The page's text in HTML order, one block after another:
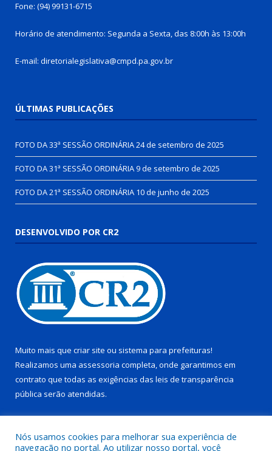
Fone: (94) 99131-6715
Horário de atendimento: Segunda a Sexta, das 8:00h às 13:00h
E-mail: diretorialegislativa@cmpd.pa.gov.br
ÚLTIMAS PUBLICAÇÕES
FOTO DA 33ª SESSÃO ORDINÁRIA24 de setembro de 2025
FOTO DA 31ª SESSÃO ORDINÁRIA9 de setembro de 2025
FOTO DA 21ª SESSÃO ORDINÁRIA 10 de junho de 2025
DESENVOLVIDO POR CR2
Muito mais que criar site ou sistema para prefeituras!
Realizamos uma assessoria completa, onde garantimos em
contrato que todas as exigências das leis de transparência
pública serão atendidas.
Nós usamos cookies para melhorar sua experiência de
navegação no portal. Ao utilizar nosso portal, você